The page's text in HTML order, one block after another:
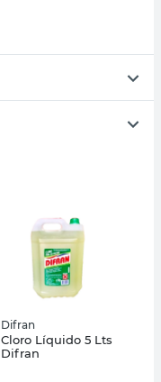
Difran
Cloro Líquido 5 Lts
Difran